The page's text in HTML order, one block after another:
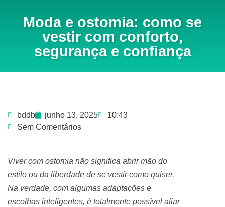
Moda e ostomia: como se
vestir com conforto,
segurança e confiança
bddb junho 13, 2025
10:43
Sem Comentários
Viver com ostomia não significa abrir mão do
estilo ou da liberdade de se vestir como quiser.
Na verdade, com algumas adaptações e
escolhas inteligentes, é totalmente possível aliar